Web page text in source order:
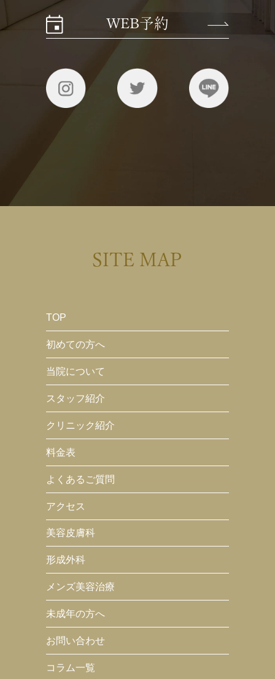
WEB予約
SITE MAP
TOP
初めての方へ
当院について
スタッフ紹介
クリニック紹介
料金表
よくあるご質問
アクセス
美容皮膚科
形成外科
メンズ美容治療
未成年の方へ
お問い合わせ
コラム一覧